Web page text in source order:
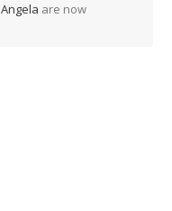
Angela are now